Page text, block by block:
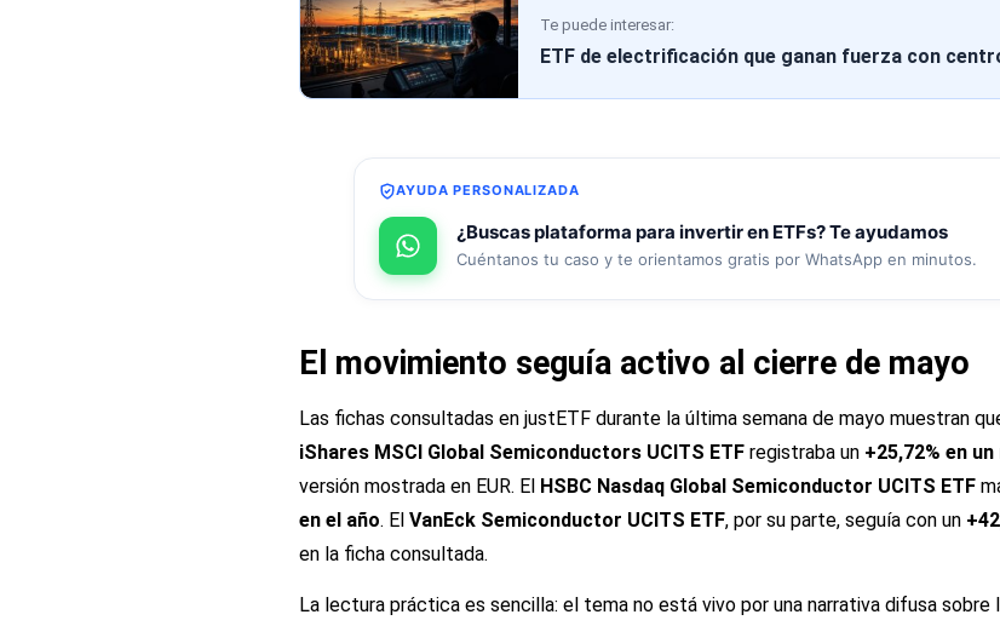
Te puede interesar:
ETF de electrificación que ganan fuerza con
AYUDA PERSONALIZADA
¿Buscas plataforma para invertir en ETFs? Te ayudamos
Cuéntanos tu caso y te orientamos gratis por WhatsApp en minutos.
El movimiento seguía activo al cierre de mayo
Las fichas consultadas en justETF durante la última semana de mayo muestran
iShares MSCI Global Semiconductors UCITS ETF registraba un +25,72% en
versión mostrada en EUR. El HSBC Nasdaq Global Semiconductor UCITS ETF
en el año. El VanEck Semiconductor UCITS ETF, por su parte, seguía con un
en la ficha consultada.
La lectura práctica es sencilla: el tema no está vivo por una narrativa difusa sobre